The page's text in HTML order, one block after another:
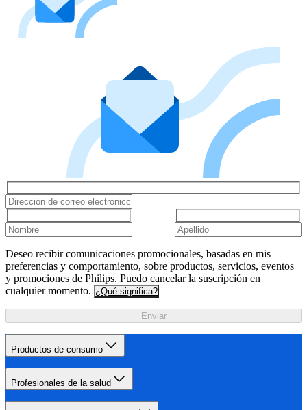
Deseo recibir comunicaciones promocionales, basadas en mis
preferencias y comportamiento, sobre productos, servicios, eventos
y promociones de Philips. Puedo cancelar la suscripción en
cualquier momento. ¿Qué significa?
Enviar
Productos de consumo
Profesionales de la salud